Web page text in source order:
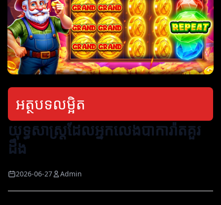
អត្ថបទលម្អិត
យុទ្ធសាស្ត្រដែលអ្នកលេងបាការ៉ាតគួរ
ដឹង
2026-06-27 Admin